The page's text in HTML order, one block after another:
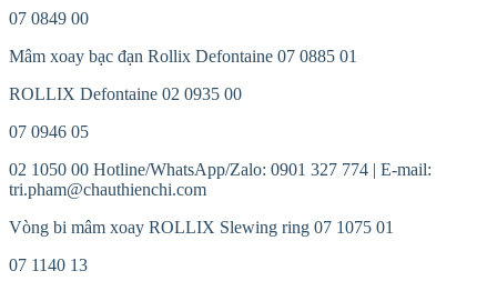
07 0849 00
Mâm xoay bạc đạn Rollix Defontaine 07 0885 01
ROLLIX Defontaine 02 0935 00
07 0946 05
02 1050 00 Hotline/WhatsApp/Zalo: 0901 327 774 | E-mail:
tri.pham@chauthienchi.com
Vòng bi mâm xoay ROLLIX Slewing ring 07 1075 01
07 1140 13